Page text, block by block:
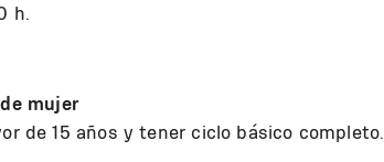
h.
mujer
de 15 años y tener ciclo básico completo.